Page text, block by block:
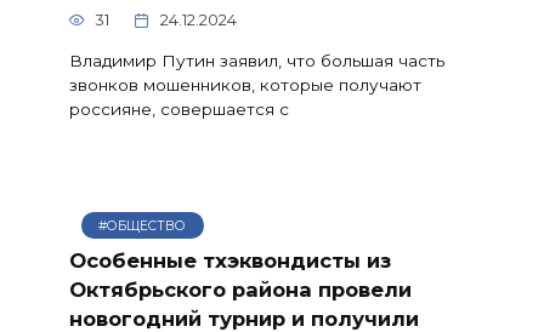
31 24.12.2024
Владимир Путин заявил, что большая часть
звонков мошенников, которые получают
россияне, совершается с
#ОБЩЕСТВО
Особенные тхэквондисты из
Октябрьского района провели
новогодний турнир и получили